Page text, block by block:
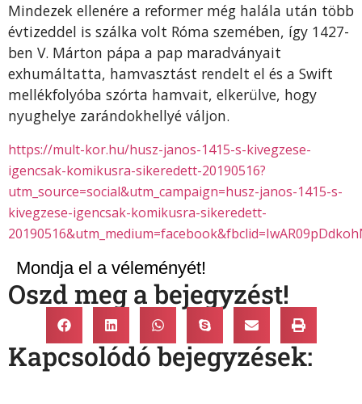
Mindezek ellenére a reformer még halála után több
évtizeddel is szálka volt Róma szemében, így 1427-
ben V. Márton pápa a pap maradványait
exhumáltatta, hamvasztást rendelt el és a Swift
mellékfolyóba szórta hamvait, elkerülve, hogy
nyughelye zarándokhellyé váljon.
https://mult-kor.hu/husz-janos-1415-s-kivegzese-
igencsak-komikusra-sikeredett-20190516?
utm_source=social&utm_campaign=husz-janos-1415-s-
kivegzese-igencsak-komikusra-sikeredett-
Mondja el a véleményét!
Oszd meg a bejegyzést!
Kapcsolódó bejegyzések: